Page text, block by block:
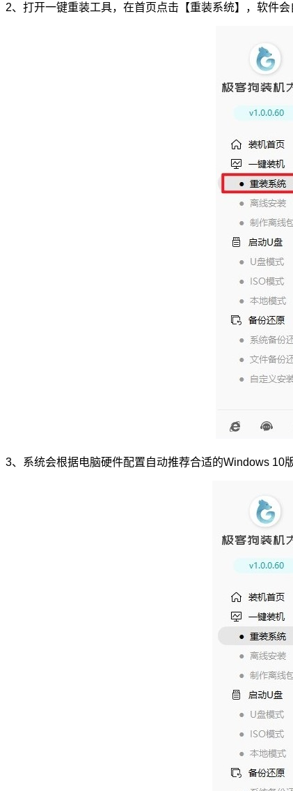
2、打开一键重装工具，在首页点击【重装系统】，软件
3、系统会根据电脑硬件配置自动推荐合适的Windows 10